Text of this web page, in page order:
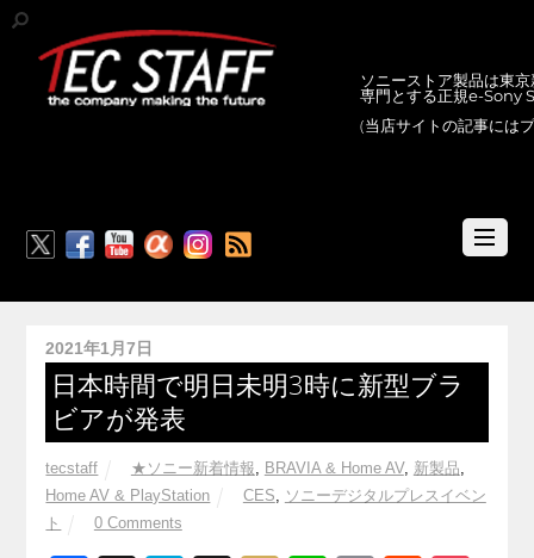
ソニーストア製品は東
専門とする正規e-Sony
(当店サイトの記事には
2021年1月7日
日本時間で明日未明3時に新型ブラ
ビアが発表
tecstaff ★ソニー新着情報, BRAVIA & Home AV, 新製品,
Home AV & PlayStation
CES, ソニーデジタルプレスイベン
ト
0 Comments